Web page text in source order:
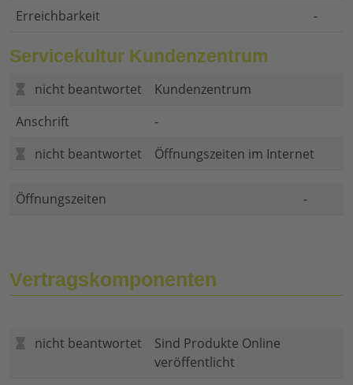
Erreichbarkeit
-
Servicekultur Kundenzentrum
nicht beantwortet
Kundenzentrum
Anschrift
-
nicht beantwortet
Öffnungszeiten im Internet
Öffnungszeiten -
Vertragskomponenten
nicht beantwortet
Sind Produkte Online
veröffentlicht